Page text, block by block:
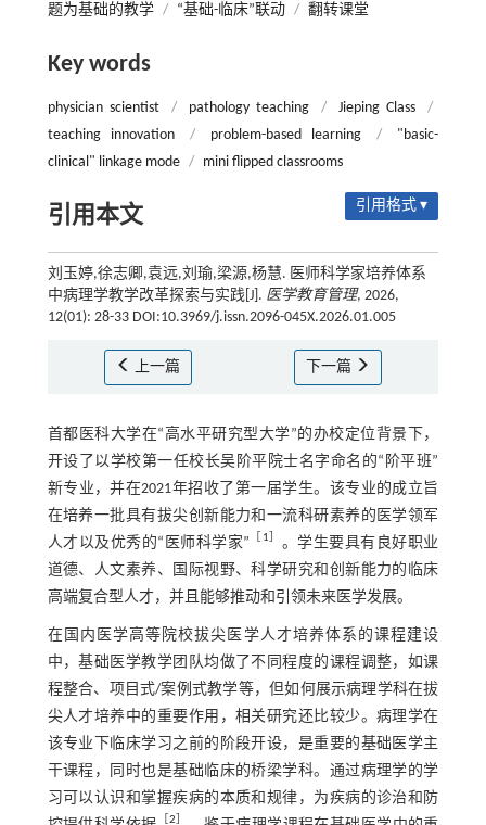
题为基础的教学 / “基础-临床”联动 / 翻转课堂
Key words
physician scientist / pathology teaching / Jieping Class
/
teaching innovation
/ problem-based learning /
"basic-
clinical" linkage mode / mini flipped classrooms
引用本文 引用格式 ▾
刘玉婷,徐志卿,袁远,刘瑜,梁源,杨慧. 医师科学家培养体系
中病理学教学改革探索与实践[J]. 医学教育管理, 2026,
12(01): 28-33 DOI:10.3969/j.issn.2096-045X.2026.01.005
上一篇 下一篇
首都医科大学在“高水平研究型大学”的办校定位背景下，
开设了以学校第一任校长吴阶平院士名字命名的“阶平班”
新专业，并在2021年招收了第一届学生。该专业的成立旨
在培养一批具有拔尖创新能力和一流科研素养的医学领军
人才以及优秀的“医师科学家” ［ 1］ 。学生要具有良好职业
道德、人文素养、国际视野、科学研究和创新能力的临床
高端复合型人才，并且能够推动和引领未来医学发展。
在国内医学高等院校拔尖医学人才培养体系的课程建设
中，基础医学教学团队均做了不同程度的课程调整，如课
程整合、项目式/案例式教学等，但如何展示病理学科在拔
尖人才培养中的重要作用，相关研究还比较少。病理学在
该专业下临床学习之前的阶段开设，是重要的基础医学主
干课程，同时也是基础临床的桥梁学科。通过病理学的学
习可以认识和掌握疾病的本质和规律，为疾病的诊治和防
［2］